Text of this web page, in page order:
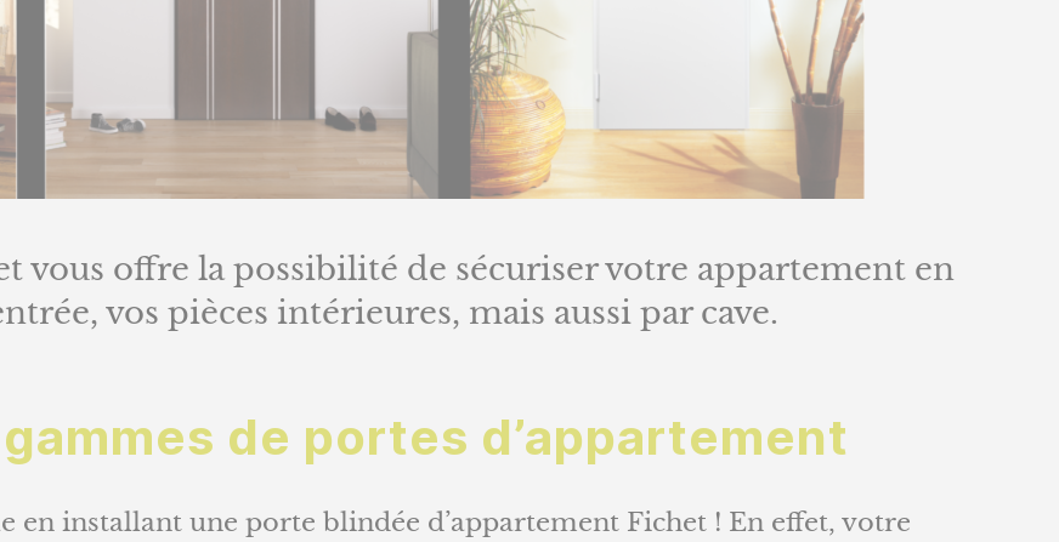
vous offre la possibilité de sécuriser votre appartement en
vos pièces intérieures, mais aussi par cave.
de portes d’appartement
en installant une porte blindée d’appartement Fichet ! En effet, votre